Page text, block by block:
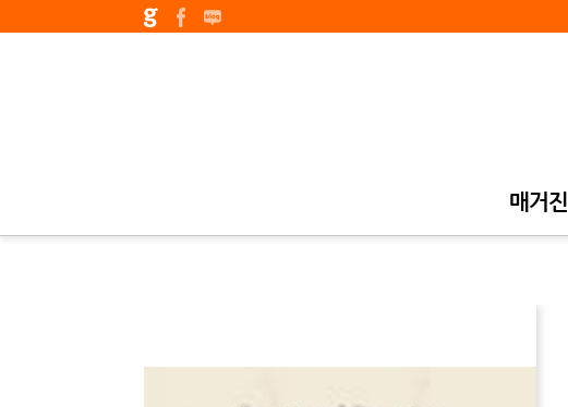
매거진